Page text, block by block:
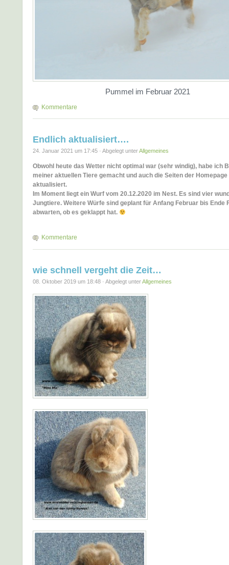
Pummel im Februar 2021
Kommentare
Endlich aktualisiert….
24. Januar 2021 um 17:45 · Abgelegt unterAllgemeines
Obwohl heute das Wetter nicht optimal war (sehr windig), habe ich
meiner aktuellen Tiere gemacht und auch die Seiten der
aktualisiert.
Im Moment liegt ein Wurf vom 20.12.2020 im Nest. Es sind vier
Jungtiere. Weitere Würfe sind geplant für Anfang Februar bis Ende
abwarten, ob es geklappt hat.
Kommentare
wie schnell vergeht die Zeit…
08. Oktober 2019 um 18:48 · Abgelegt unterAllgemeines